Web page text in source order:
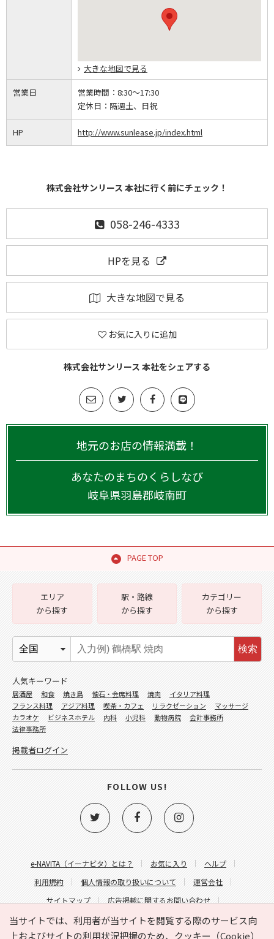
大きな地図で見る
営業日 営業時間： 8:30～17:30
定休日： 隔週土、日祝
HP http://www.sunlease.jp/index.html
株式会社サンリース 本社に行く前にチェック！
058-246-4333
HPを見る
大きな地図で見る
お気に入りに追加
株式会社サンリース 本社をシェアする
地元のお店の情報満載！
あなたのまちのくらしなび
岐阜県羽島郡岐南町
PAGE TOP
当サイトでは、利用者が当サイトを閲覧する際のサービス向
上およびサイトの利用状況把握のため、クッキー（Cookie）
e-NAVITA（イーナビタ）とは？ お気に入り
ヘルプ
利用規約
個人情報の取り扱いについて
運営会社
サイトマップ
広告掲載に関するお問い合わせ
サイトの内容に関するお問い合わせ
エリア
から探す
駅・路線
から探す
カテゴリー
から探す
検索
人気キーワード
居酒屋 和食 焼き鳥 懐石・会席料理 焼肉
イタリア料理
フランス料理
アジア料理 喫茶・カフェ リラクゼーション
マッサージ
カラオケ
ビジネスホテル 内科 小児科 動物病院
会計事務所
法律事務所
掲載者ログイン
FOLLOW US!